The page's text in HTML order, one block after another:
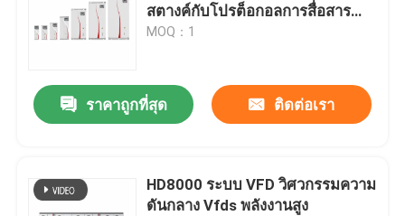
บ้าน
สตางค์กับโปรต็อกอลการสื่อสาร
Modbus RTU
MOQ：1
ราคาถูกที่สุด ติดต่อเรา
HD8000 ระบบ VFD วิศวกรรมความ
ดันกลาง Vfds พลังงานสูง